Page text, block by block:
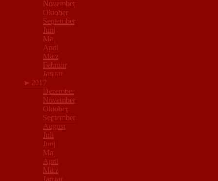
November
Oktober
September
Juni
Mai
April
März
Februar
Januar
► 2017
Dezember
November
Oktober
September
August
Juli
Juni
Mai
April
März
Januar